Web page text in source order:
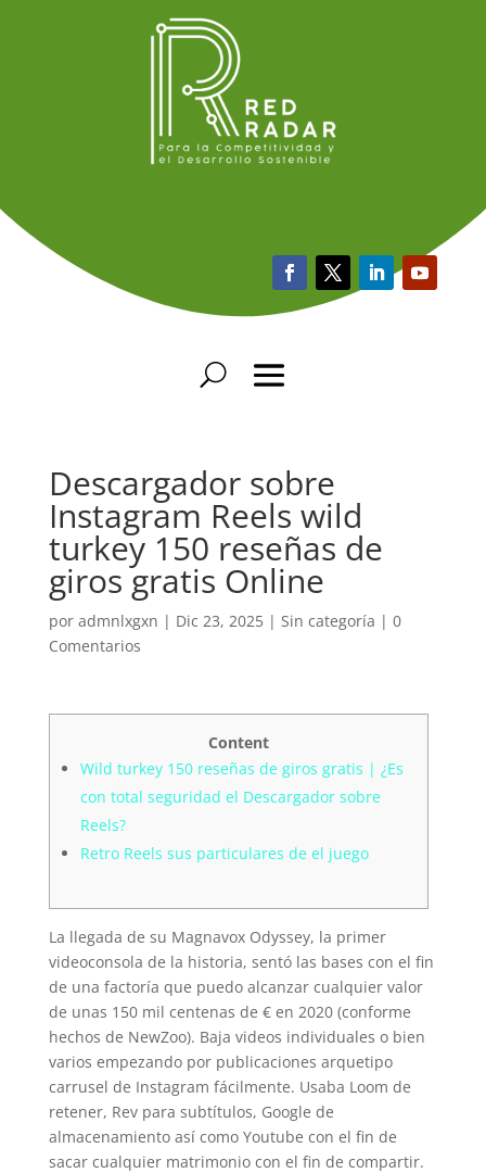
Descargador sobre
Instagram Reels wild
turkey 150 reseñas de
giros gratis Online
por admnlxgxn | Dic 23, 2025| Sin categoría | 0
Comentarios
Content
Wild turkey 150 reseñas de giros gratis | ¿Es
con total seguridad el Descargador sobre
Reels?
Retro Reels sus particulares de el juego
La llegada de su Magnavox Odyssey, la primer
videoconsola de la historia, sentó las bases con el fin
de una factoría que puedo alcanzar cualquier valor
de unas 150 mil centenas de € en 2020 (conforme
hechos de NewZoo). Baja videos individuales o bien
varios empezando por publicaciones arquetipo
carrusel de Instagram fácilmente. Usaba Loom de
retener, Rev para subtítulos, Google de
almacenamiento así­ como Youtube con el fin de
sacar cualquier matrimonio con el fin de compartir.